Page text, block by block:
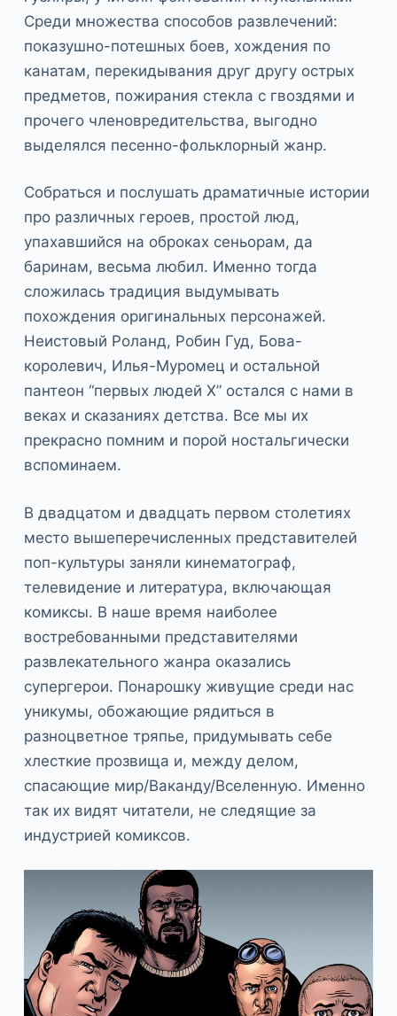
Среди множества способов развлечений:
показушно-потешных боев, хождения по
канатам, перекидывания друг другу острых
предметов, пожирания стекла с гвоздями и
прочего членовредительства, выгодно
выделялся песенно-фольклорный жанр.
Собраться и послушать драматичные истории
про различных героев, простой люд,
упахавшийся на оброках сеньорам, да
баринам, весьма любил. Именно тогда
сложилась традиция выдумывать
похождения оригинальных персонажей.
Неистовый Роланд, Робин Гуд, Бова-
королевич, Илья-Муромец и остальной
пантеон “первых людей Х” остался с нами в
веках и сказаниях детства. Все мы их
прекрасно помним и порой ностальгически
вспоминаем.
В двадцатом и двадцать первом столетиях
место вышеперечисленных представителей
поп-культуры заняли кинематограф,
телевидение и литература, включающая
комиксы. В наше время наиболее
востребованными представителями
развлекательного жанра оказались
супергерои. Понарошку живущие среди нас
уникумы, обожающие рядиться в
разноцветное тряпье, придумывать себе
хлесткие прозвища и, между делом,
спасающие мир/Ваканду/Вселенную. Именно
так их видят читатели, не следящие за
индустрией комиксов.